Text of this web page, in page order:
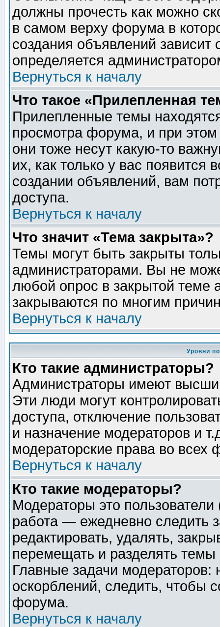
должны прочесть как можно
в самом верху форума в
создания объявлений зависит
определяется
Вернуться к началу
Что такое «Прилепленная
Прилепленные темы
просмотра форума, и при
они тоже несут какую-то
их, как только у вас появится
создании объявлений, вам
доступа.
Вернуться к началу
Что значит «Тема закрыта»?
Темы могут быть закрыты
администраторами. Вы не
любой опрос в закрытой теме
закрываются по многим
Вернуться к началу
Уровни
Кто такие администраторы?
Администраторы имеют
Эти люди могут
доступа, отключение
и назначение модераторов и
модераторские права во всех
Вернуться к началу
Кто такие модераторы?
Модераторы это
работа — ежедневно следить
редактировать, удалять,
перемещать и разделять
Главные задачи
оскорблений, следить, чтобы
форума.
Вернуться к началу